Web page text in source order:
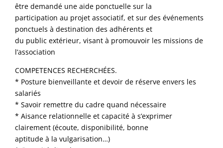
être demandé une aide ponctuelle sur la
participation au projet associatif, et sur des événements
ponctuels à destination des adhérents et
du public extérieur, visant à promouvoir les missions de
l’association
COMPETENCES RECHERCHÉES.
* Posture bienveillante et devoir de réserve envers les
salariés
* Savoir remettre du cadre quand nécessaire
* Aisance relationnelle et capacité à s’exprimer
clairement (écoute, disponibilité, bonne
aptitude à la vulgarisation…)